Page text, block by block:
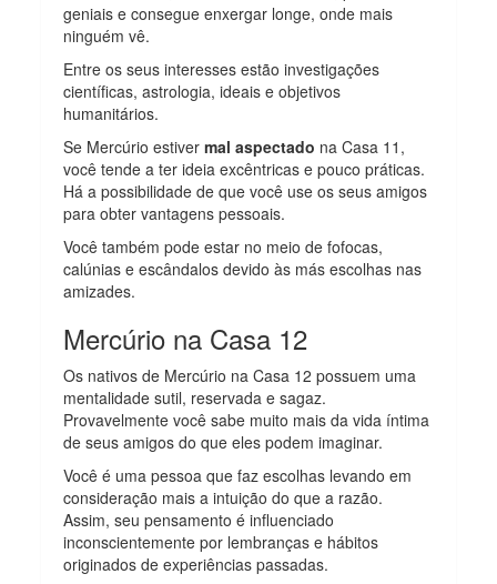
geniais e consegue enxergar longe, onde mais
ninguém vê.
Entre os seus interesses estão investigações
científicas, astrologia, ideais e objetivos
humanitários.
Se Mercúrio estivermal aspectado na Casa 11,
você tende a ter ideia excêntricas e pouco práticas.
Há a possibilidade de que você use os seus amigos
para obter vantagens pessoais.
Você também pode estar no meio de fofocas,
calúnias e escândalos devido às más escolhas nas
amizades.
Mercúrio na Casa 12
Os nativos de Mercúrio na Casa 12 possuem uma
mentalidade sutil, reservada e sagaz.
Provavelmente você sabe muito mais da vida íntima
de seus amigos do que eles podem imaginar.
Você é uma pessoa que faz escolhas levando em
consideração mais a intuição do que a razão.
Assim, seu pensamento é influenciado
inconscientemente por lembranças e hábitos
originados de experiências passadas.